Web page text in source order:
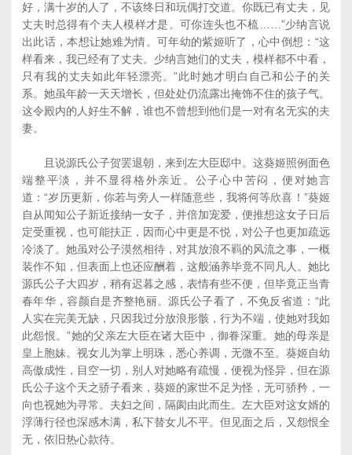
好，满十岁的人了，不该终日和玩偶打交道。你既已有丈夫，见
丈夫时总得有个夫人模样才是。可你连头也不梳……”少纳言说
出此话，本想让她难为情。可年幼的紫姬听了，心中倒想：“这
样看来，我已经有了丈夫。少纳言她们的丈夫，模样都不中看，
只有我的丈夫如此年轻漂亮。”此时她才明白自己和公子的关
系。她虽年龄一天天增长，但处处仍流露出掩饰不住的孩子气。
这令殿内的人好生不解，谁也不曾想到他们是一对有名无实的夫
妻。
且说源氏公子贺罢退朝，来到左大臣邸中。这葵姬照例面色
端整平淡，并不显得格外亲近。公子心中苦闷，便对她言
道：“岁历更新，你若与旁人一样随意些，我将何等欣喜！”葵姬
自从闻知公子新近接纳一女子，并倍加宠爱，便推想这女子日后
定受重视，也可能扶正，因而心中更是不悦，对公子也更加疏远
冷淡了。她虽对公子漠然相待，对其放浪不羁的风流之事，一概
装作不知，但表面上也还应酬着，这般涵养毕竟不同凡人。她比
源氏公子大四岁，稍有迟暮之感，表情有些不便，但毕竟正当青
春年华，容颜自是齐整艳丽。源氏公子看了，不免反省道：“此
人实在完美无缺，只因我过分放浪形骸，行为不端，使她对我如
此怨恨。”她的父亲左大臣在诸大臣中，御眷深重。她的母亲是
皇上胞妹。视女儿为掌上明珠，悉心养调，无微不至。葵姬自幼
高傲成性，目空一切，别人对她略有疏慢，便视为怪异，但在源
氏公子这个天之骄子看来，葵姬的家世不足为怪，无可骄矜，一
向也视她为寻常。夫妇之间，隔阂由此而生。左大臣对这女婿的
浮薄行径也深感木满，私下替女儿不平。但见面之后，又怨恨全
无，依旧热心款待。